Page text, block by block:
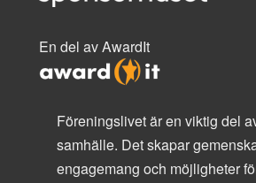
En del av AwardIt
Föreningslivet är en viktig del
samhälle. Det skapar
engagemang och möjligheter